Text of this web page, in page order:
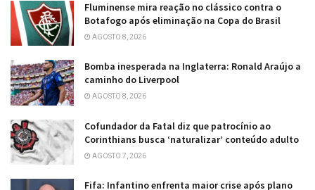
Fluminense mira reação no clássico contra o
Botafogo após eliminação na Copa do Brasil
AGOSTO 8, 2026
Bomba inesperada na Inglaterra: Ronald Araújo a
caminho do Liverpool
AGOSTO 8, 2026
Cofundador da Fatal diz que patrocínio ao
Corinthians busca ‘naturalizar’ conteúdo adulto
AGOSTO 7, 2026
Fifa: Infantino enfrenta maior crise após plano